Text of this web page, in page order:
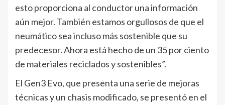
esto proporciona al conductor una información
aún mejor. También estamos orgullosos de que el
neumático sea incluso más sostenible que su
predecesor. Ahora está hecho de un 35 por ciento
de materiales reciclados y sostenibles”.
El Gen3 Evo, que presenta una serie de mejoras
técnicas y un chasis modificado, se presentó en el